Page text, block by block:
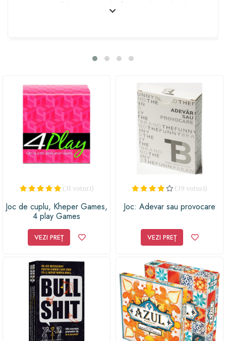
provocări amuzante și stârnește-i imaginația
jucăușă și aventuroasă. Pentru o seară plină de râsete,
alegerea perfectă pentru tine și partenerul tău. Așa că, ia
jocul și pregătește-te să descoperiți noi niveluri de
distracție și întimitate în relația voastră!
(31 voturi)
Joc de cuplu, Kheper Games,
4 play Games
VEZI PREȚ
(39 voturi)
Joc: Adevar sau provocare
VEZI PREȚ